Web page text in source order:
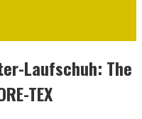
Laufschuh: The
TEX